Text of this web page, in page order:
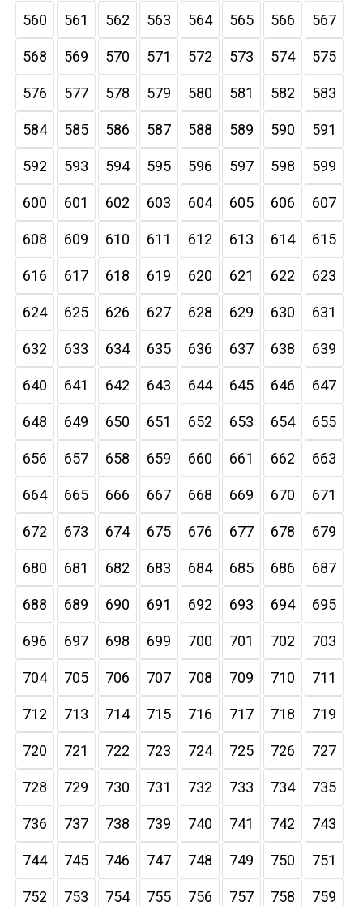
560 561 562 563 564 565 566 567
568 569 570 571 572 573 574 575
576 577 578 579 580 581 582 583
584 585 586 587 588 589 590 591
592 593 594 595 596 597 598 599
600 601 602 603 604 605 606 607
608 609 610 611 612 613 614 615
616 617 618 619 620 621 622 623
624 625 626 627 628 629 630 631
632 633 634 635 636 637 638 639
640 641 642 643 644 645 646 647
648 649 650 651 652 653 654 655
656 657 658 659 660 661 662 663
664 665 666 667 668 669 670 671
672 673 674 675 676 677 678 679
680 681 682 683 684 685 686 687
688 689 690 691 692 693 694 695
696 697 698 699 700 701 702 703
704 705 706 707 708 709 710 711
712 713 714 715 716 717 718 719
720 721 722 723 724 725 726 727
728 729 730 731 732 733 734 735
736 737 738 739 740 741 742 743
744 745 746 747 748 749 750 751
752 753 754 755 756 757 758 759